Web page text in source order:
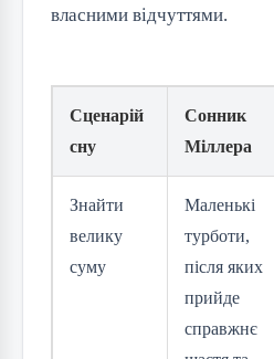
власними відчуттями.
Сценарій
сну
Сонник
Міллера
Знайти
велику
суму
Маленькі
турботи,
після яких
прийде
справжнє